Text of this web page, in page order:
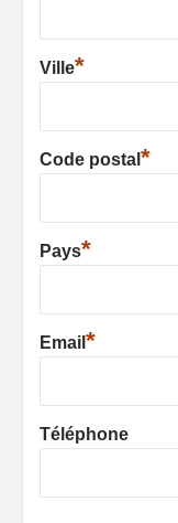
Ville*
Code postal *
Pays*
Email *
Téléphone